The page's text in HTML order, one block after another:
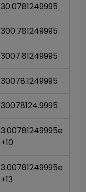
30.0781249995
300.781249995
3007.81249995
30078.1249995
30078124.9995
3.00781249995e
+10
3.00781249995e
+13